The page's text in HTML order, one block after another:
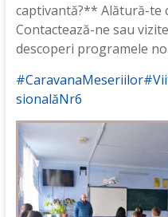
captivantă?** Alătură-te
Contactează-ne sau
descoperi programele
#CaravanaMeseriilor
sionalăNr6